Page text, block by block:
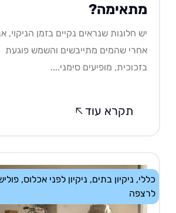
מתאימה?
יש חלונות שנראים נקיים בזמן הניקוי,
אחרי שהמים מתייבשים והשמש פוגעת
בזכוכית, מופיעים סימני....
תקרא עוד
כללי, ניקיון בתים, ניקיון לפני אכלוס,
לרצפה